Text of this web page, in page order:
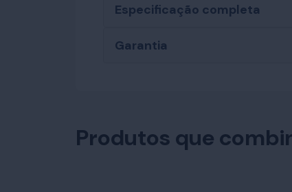
Especificação completa
Garantia
Produtos que